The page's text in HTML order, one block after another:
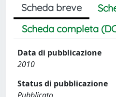
Scheda breve
Scheda completa
Data di pubblicazione
2010
Status di pubblicazione